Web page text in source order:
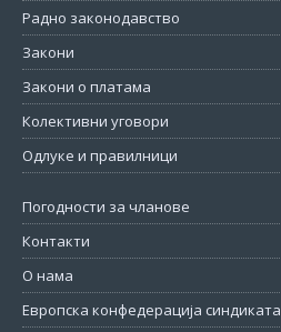
Радно законодавство
Закони
Закони о платама
Колективни уговори
Одлуке и правилници
Погодности за чланове
Контакти
О нама
Европска конфедерација синдиката